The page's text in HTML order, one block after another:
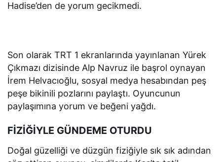
Hadise’den de yorum gecikmedi.
Son olarak TRT 1 ekranlarında yayınlanan Yürek
Çıkmazı dizisinde Alp Navruz ile başrol oynayan
İrem Helvacıoğlu, sosyal medya hesabından peş
peşe bikinili pozlarını paylaştı. Oyuncunun
paylaşımına yorum ve beğeni yağdı.
FİZİĞİYLE GÜNDEME OTURDU
Doğal güzelliği ve düzgün fiziğiyle sık sık adından